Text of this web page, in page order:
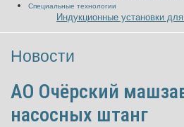
Специальные технологии
Индукционные установки
Новости
АО Очёрский
насосных штанг